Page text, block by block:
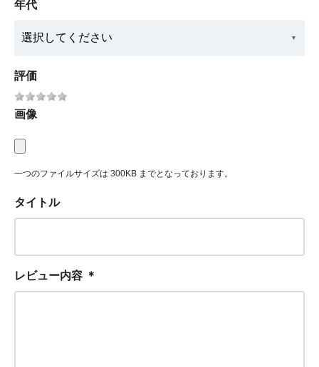
年代
評価
画像
一つのファイルサイズは 300KB までとなっております。
タイトル
レビュー内容 ＊